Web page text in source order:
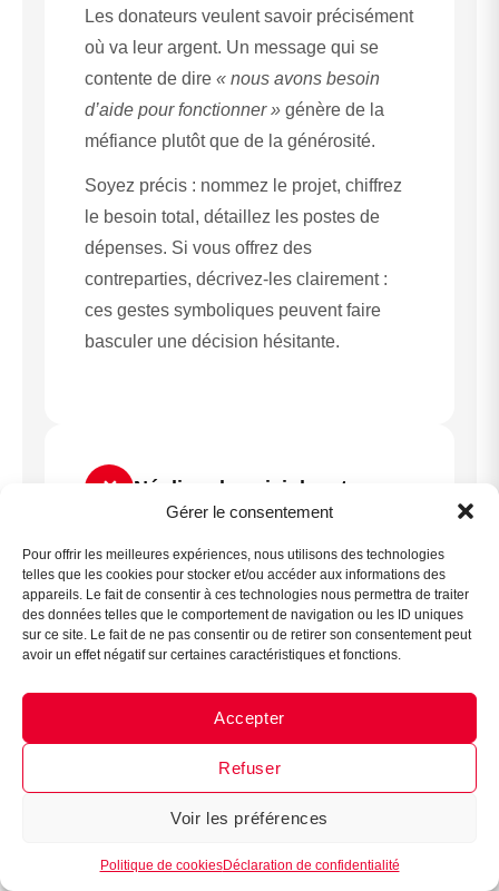
Gérer le consentement
Pour offrir les meilleures expériences, nous utilisons des technologies
telles que les cookies pour stocker et/ou accéder aux informations des
appareils. Le fait de consentir à ces technologies nous permettra de traiter
des données telles que le comportement de navigation ou les ID uniques
sur ce site. Le fait de ne pas consentir ou de retirer son consentement peut
avoir un effet négatif sur certaines caractéristiques et fonctions.
Accepter
Refuser
Voir les préférences
Politique de cookiesDéclaration de confidentialité
Messenger · Instagram
Les donateurs veulent savoir précisément
où va leur argent. Un message qui se
contente de dire « nous avons besoin
d’aide pour fonctionner » génère de la
méfiance plutôt que de la générosité.
Soyez précis : nommez le projet, chiffrez
le besoin total, détaillez les postes de
dépenses. Si vous offrez des
contreparties, décrivez-les clairement :
ces gestes symboliques peuvent faire
basculer une décision hésitante.
✕ Négliger le suivi donateurs
Envoyer un appel aux dons et ne plus
donner signe de vie une fois l’argent reçu
est l’erreur qui détruit la fidélisation. Un
donateur sans retour ne donnera
Mettez en place un processus rigoureux :
accusé de réception immédiat, reçu fiscal
dans les délais légaux, et un bilan de fin
avec photos et résultats concrets.